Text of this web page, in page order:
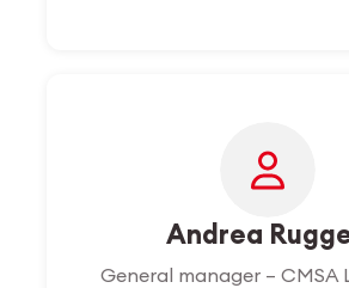
Andrea
General manager – CMSA